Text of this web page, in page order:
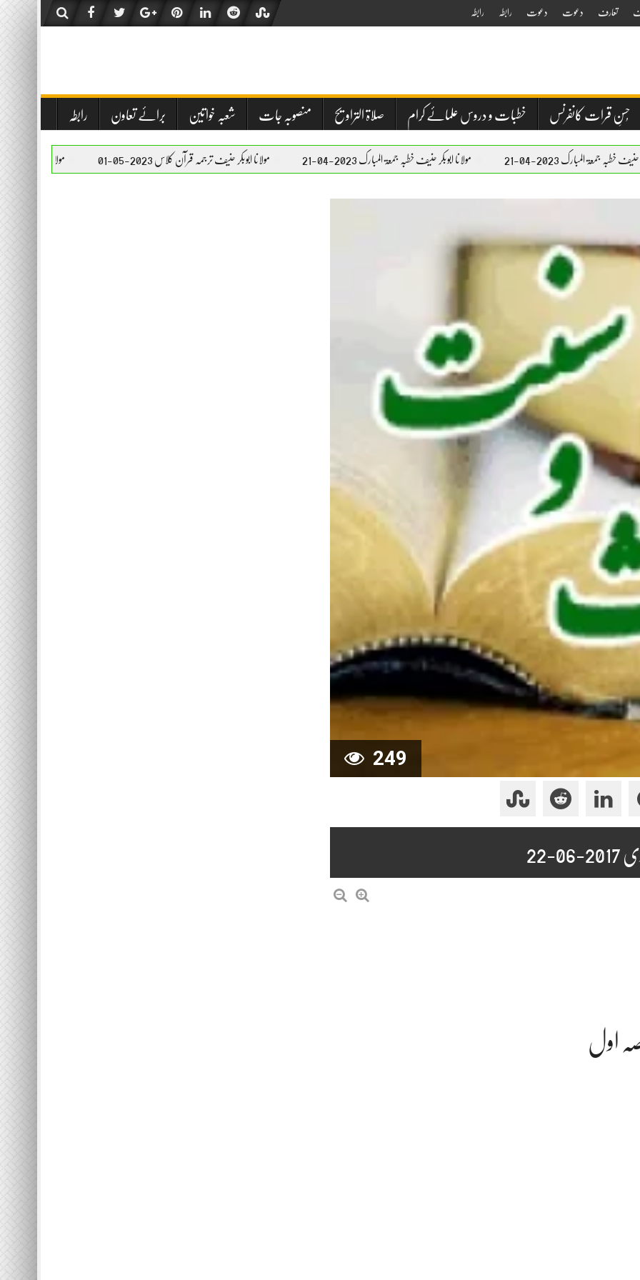
تعارف دعوت دعوت رابطہ رابطہ
حُسنِ قرات کانفرنس خطبات و دروس علمائے کرام صلاۃ التراویح منصوبہ جات شعبہ خواتین برائے تعاون رابطہ
04-21 مولانا ابوبکر حنیف خطبہ جمعۃ المبارک 2023-04-21 مولانا ابوبکر حنیف ترجمہ قرآن کلاس 2023-05-01 مولانا ابوبکر حنیف ترجمہ قرآن کلاس 2023-05-01
249
22